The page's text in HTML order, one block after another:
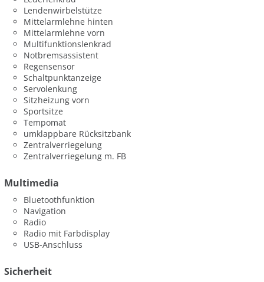
Lendenwirbelstütze
Mittelarmlehne hinten
Mittelarmlehne vorn
Multifunktionslenkrad
Notbremsassistent
Regensensor
Schaltpunktanzeige
Servolenkung
Sitzheizung vorn
Sportsitze
Tempomat
umklappbare Rücksitzbank
Zentralverriegelung
Zentralverriegelung m. FB
Multimedia
Bluetoothfunktion
Navigation
Radio
Radio mit Farbdisplay
USB-Anschluss
Sicherheit